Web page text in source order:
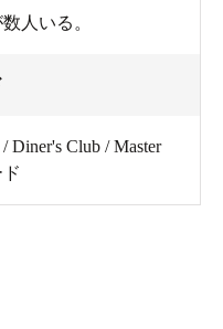
人いる。
Diner's Club / Master